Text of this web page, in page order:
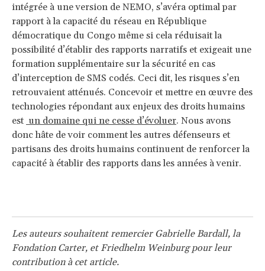
intégrée à une version de NEMO, s’avéra optimal par
rapport à la capacité du réseau en République
démocratique du Congo même si cela réduisait la
possibilité d’établir des rapports narratifs et exigeait une
formation supplémentaire sur la sécurité en cas
d’interception de SMS codés. Ceci dit, les risques s’en
retrouvaient atténués. Concevoir et mettre en œuvre des
technologies répondant aux enjeux des droits humains
est un domaine qui ne cesse d’évoluer. Nous avons
donc hâte de voir comment les autres défenseurs et
partisans des droits humains continuent de renforcer la
capacité à établir des rapports dans les années à venir.
Les auteurs souhaitent remercier Gabrielle Bardall, la
Fondation Carter, et Friedhelm Weinburg pour leur
contribution à cet article.